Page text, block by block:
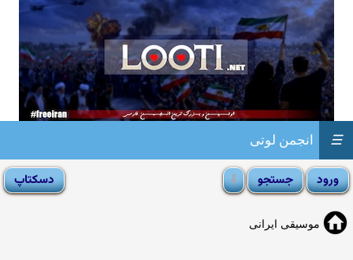
انجمن لوتی ☰
موسیقی ایرانی